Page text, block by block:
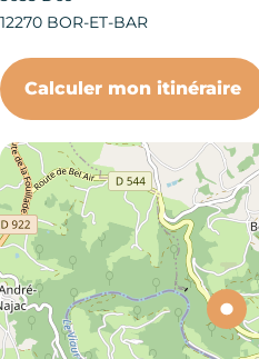
12270 BOR-ET-BAR
Calculer mon itinéraire